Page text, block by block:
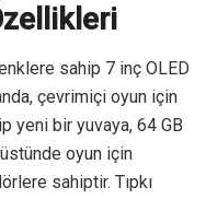
sahip 7 inç OLED
çevrimiçi oyun için
yeni bir yuvaya, 64 GB
oyun için
sahiptir. Tıpkı